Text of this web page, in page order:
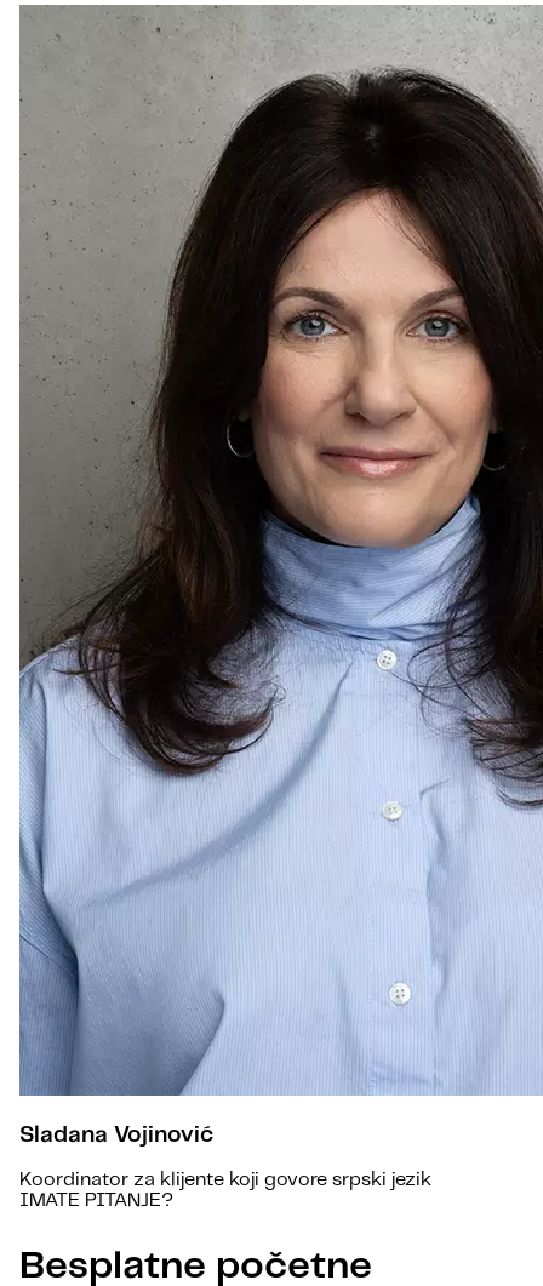
Sladana Vojinović
Koordinator za klijente koji govore srpski jezik
IMATE PITANJE?
Besplatne početne